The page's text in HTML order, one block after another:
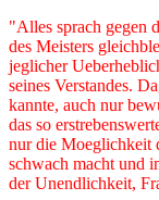
"Alles sprach gegen
des Meisters
jeglicher
seines Verstandes.
kannte, auch nur
das so
nur die Moeglichkeit
schwach macht und
der Unendlichkeit,